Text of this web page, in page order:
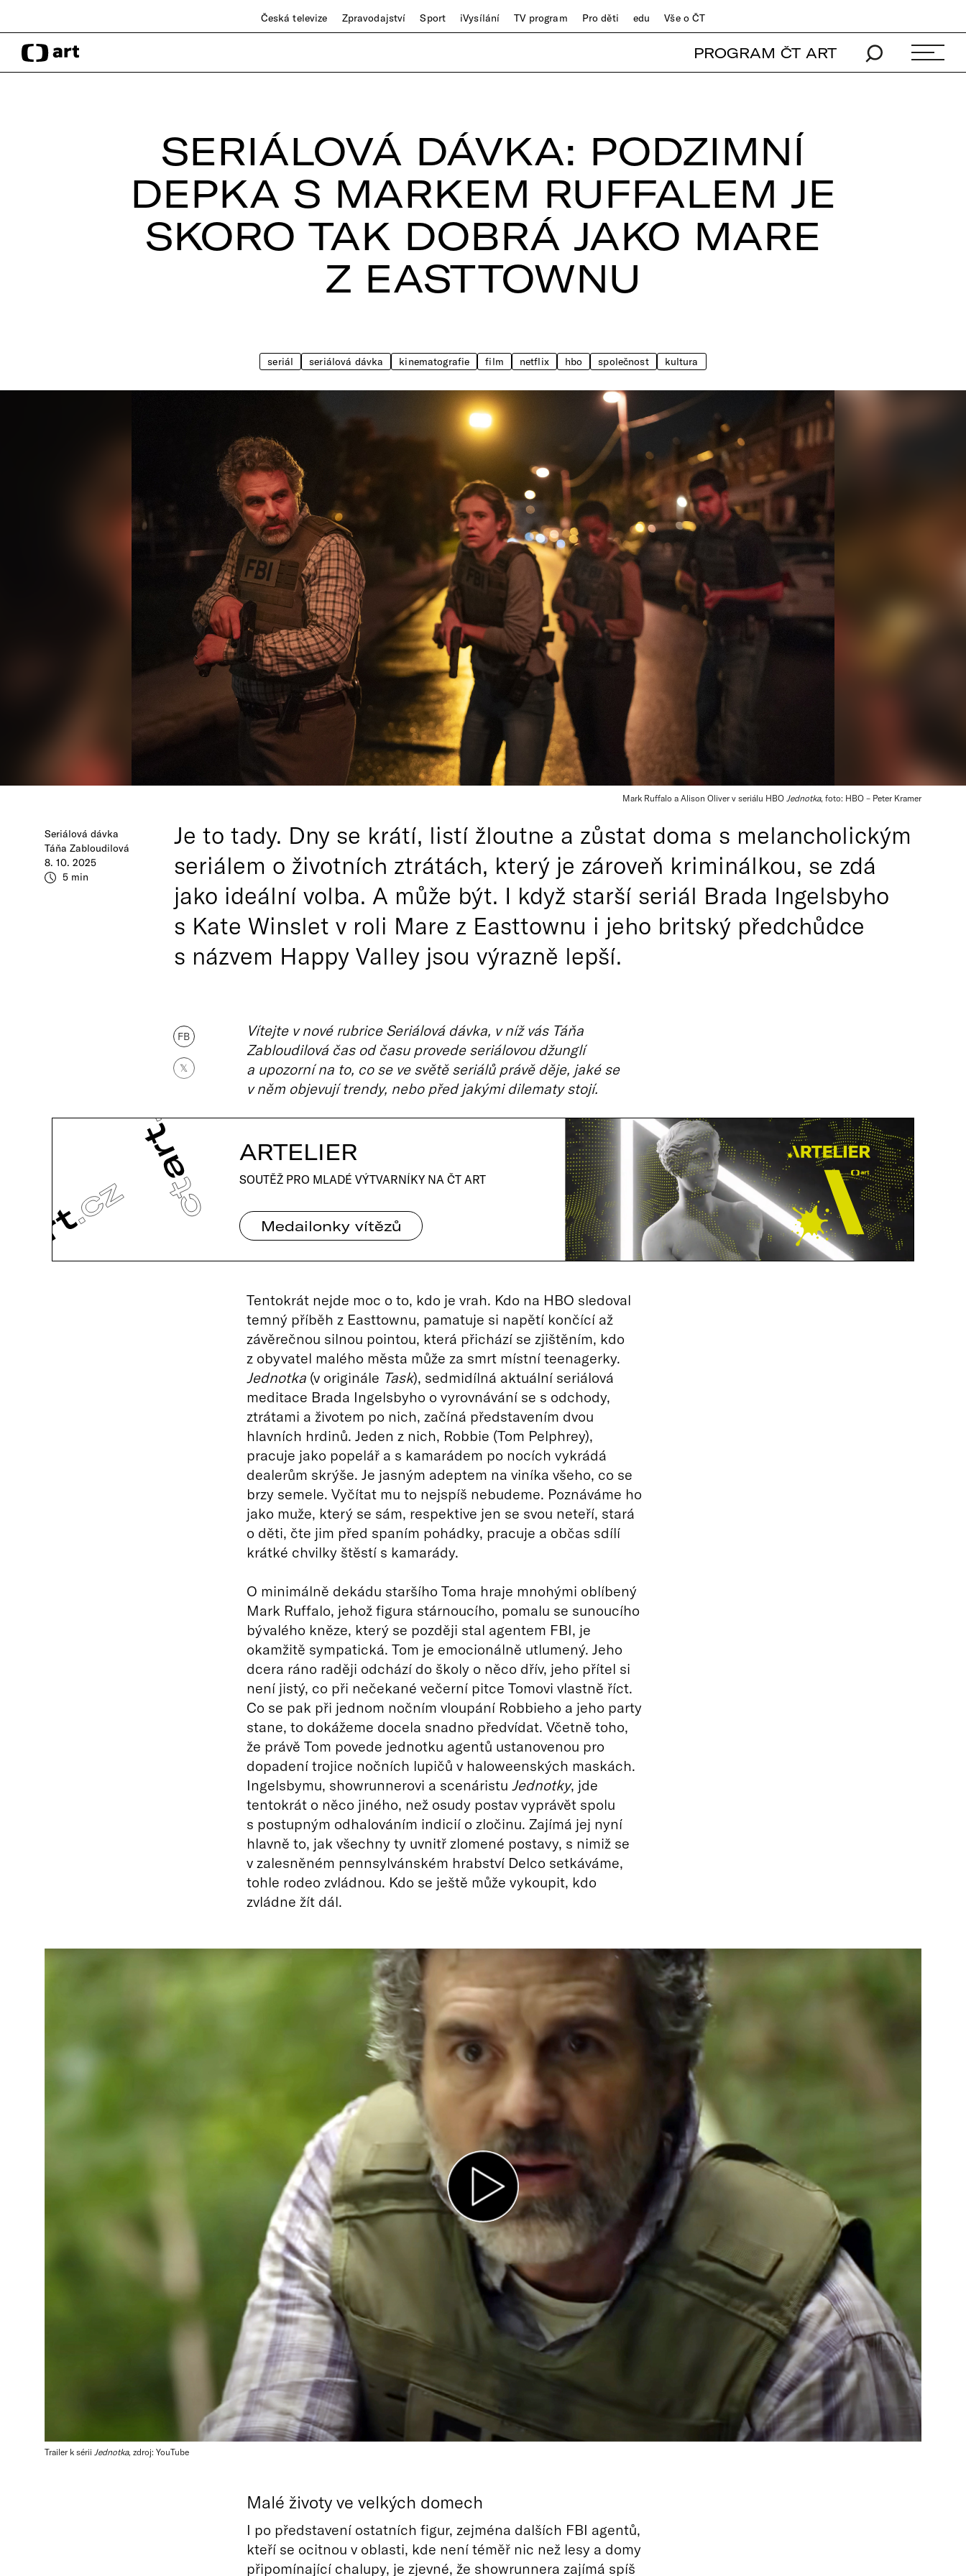
Česká televize Zpravodajství Sport iVysílání TV program Pro děti edu Vše o ČT
PROGRAM ČT ART
SERIÁLOVÁ DÁVKA: PODZIMNÍ
DEPKA S MARKEM RUFFALEM JE
SKORO TAK DOBRÁ JAKO MARE
Z EASTTOWNU
seriál seriálová dávka kinematografie film netflix hbo společnost kultura
Mark Ruffalo a Alison Oliver v seriálu HBO Jednotka, foto: HBO – Peter Kramer
Seriálová dávka
Táňa Zabloudilová
8. 10. 2025
5 min
Je to tady. Dny se krátí, listí žloutne a zůstat doma s melancholickým
seriálem o životních ztrátách, který je zároveň kriminálkou, se zdá
jako ideální volba. A může být. I když starší seriál Brada Ingelsbyho
s Kate Winslet v roli Mare z Easttownu i jeho britský předchůdce
s názvem Happy Valley jsou výrazně lepší.
FB
𝕏
Vítejte v nové rubrice Seriálová dávka, v níž vás Táňa
Zabloudilová čas od času provede seriálovou džunglí
a upozorní na to, co se ve světě seriálů právě děje, jaké se
v něm objevují trendy, nebo před jakými dilematy stojí.
ARTELIER
SOUTĚŽ PRO MLADÉ VÝTVARNÍKY NA ČT ART
Medailonky vítězů
Tentokrát nejde moc o to, kdo je vrah. Kdo na HBO sledoval
temný příběh z Easttownu, pamatuje si napětí končící až
závěrečnou silnou pointou, která přichází se zjištěním, kdo
z obyvatel malého města může za smrt místní teenagerky.
Jednotka(v originále Task), sedmidílná aktuální seriálová
meditace Brada Ingelsbyho o vyrovnávání se s odchody,
ztrátami a životem po nich, začíná představením dvou
hlavních hrdinů. Jeden z nich, Robbie (Tom Pelphrey),
pracuje jako popelář a s kamarádem po nocích vykrádá
dealerům skrýše. Je jasným adeptem na viníka všeho, co se
brzy semele. Vyčítat mu to nejspíš nebudeme. Poznáváme ho
jako muže, který se sám, respektive jen se svou neteří, stará
o děti, čte jim před spaním pohádky, pracuje a občas sdílí
krátké chvilky štěstí s kamarády.
O minimálně dekádu staršího Toma hraje mnohými oblíbený
Mark Ruffalo, jehož figura stárnoucího, pomalu se sunoucího
bývalého kněze, který se později stal agentem FBI, je
okamžitě sympatická. Tom je emocionálně utlumený. Jeho
dcera ráno raději odchází do školy o něco dřív, jeho přítel si
není jistý, co při nečekané večerní pitce Tomovi vlastně říct.
Co se pak při jednom nočním vloupání Robbieho a jeho party
stane, to dokážeme docela snadno předvídat. Včetně toho,
že právě Tom povede jednotku agentů ustanovenou pro
dopadení trojice nočních lupičů v haloweenských maskách.
Ingelsbymu, showrunnerovi a scenáristu Jednotky, jde
tentokrát o něco jiného, než osudy postav vyprávět spolu
s postupným odhalováním indicií o zločinu. Zajímá jej nyní
hlavně to, jak všechny ty uvnitř zlomené postavy, s nimiž se
v zalesněném pennsylvánském hrabství Delco setkáváme,
tohle rodeo zvládnou. Kdo se ještě může vykoupit, kdo
zvládne žít dál.
Trailer k sérii Jednotka, zdroj: YouTube
Malé životy ve velkých domech
I po představení ostatních figur, zejména dalších FBI agentů,
kteří se ocitnou v oblasti, kde není téměř nic než lesy a domy
připomínající chalupy, je zjevné, že showrunnera zajímá spíš